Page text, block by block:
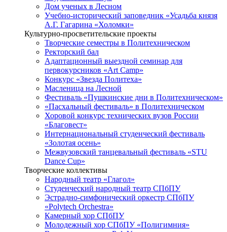
Дом ученых в Лесном
Учебно-исторический заповедник «Усадьба князя
А.Г. Гагарина «Холомки»
Культурно-просветительские проекты
Творческие семестры в Политехническом
Ректорский бал
Адаптационный выездной семинар для
первокурсников «Art Camp»
Конкурс «Звезда Политеха»
Масленица на Лесной
Фестиваль «Пушкинские дни в Политехническом»
«Пасхальный фестиваль» в Политехническом
Хоровой конкурс технических вузов России
«Благовест»
Интернациональный студенческий фестиваль
«Золотая осень»
Межвузовский танцевальный фестиваль «STU
Dance Cup»
Творческие коллективы
Народный театр «Глагол»
Студенческий народный театр СПбПУ
Эстрадно-симфонический оркестр СПбПУ
«Polytech Orchestra»
Камерный хор СПбПУ
Молодежный хор СПбПУ «Полигимния»